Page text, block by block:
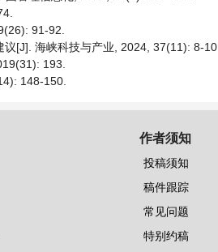
91-92.
[J]. 海峡科技与产业, 2024, 37(11): 8-10.
193.
148-150.
作者须知
投稿须知
稿件跟踪
常见问题
特别约稿